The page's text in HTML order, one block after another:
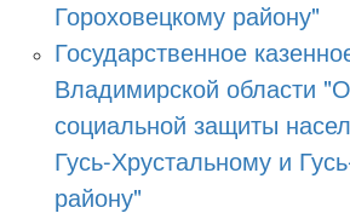
Гороховецкому району"
Государственное
Владимирской области
социальной защиты
Гусь-Хрустальному и
району"